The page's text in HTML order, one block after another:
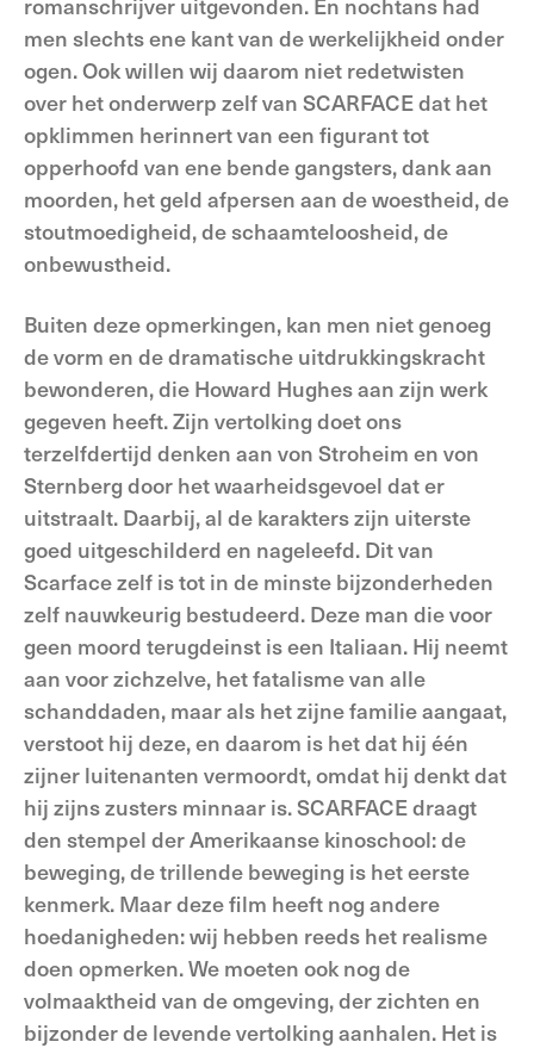
men slechts ene kant van de werkelijkheid onder
ogen. Ook willen wij daarom niet redetwisten
over het onderwerp zelf van SCARFACE dat het
opklimmen herinnert van een figurant tot
opperhoofd van ene bende gangsters, dank aan
moorden, het geld afpersen aan de woestheid, de
stoutmoedigheid, de schaamteloosheid, de
onbewustheid.
Buiten deze opmerkingen, kan men niet genoeg
de vorm en de dramatische uitdrukkingskracht
bewonderen, die Howard Hughes aan zijn werk
gegeven heeft. Zijn vertolking doet ons
terzelfdertijd denken aan von Stroheim en von
Sternberg door het waarheidsgevoel dat er
uitstraalt. Daarbij, al de karakters zijn uiterste
goed uitgeschilderd en nageleefd. Dit van
Scarface zelf is tot in de minste bijzonderheden
zelf nauwkeurig bestudeerd. Deze man die voor
geen moord terugdeinst is een Italiaan. Hij neemt
aan voor zichzelve, het fatalisme van alle
schanddaden, maar als het zijne familie aangaat,
verstoot hij deze, en daarom is het dat hij één
zijner luitenanten vermoordt, omdat hij denkt dat
hij zijns zusters minnaar is. SCARFACE draagt
den stempel der Amerikaanse kinoschool: de
beweging, de trillende beweging is het eerste
kenmerk. Maar deze film heeft nog andere
hoedanigheden: wij hebben reeds het realisme
doen opmerken. We moeten ook nog de
volmaaktheid van de omgeving, der zichten en
bijzonder de levende vertolking aanhalen. Het is